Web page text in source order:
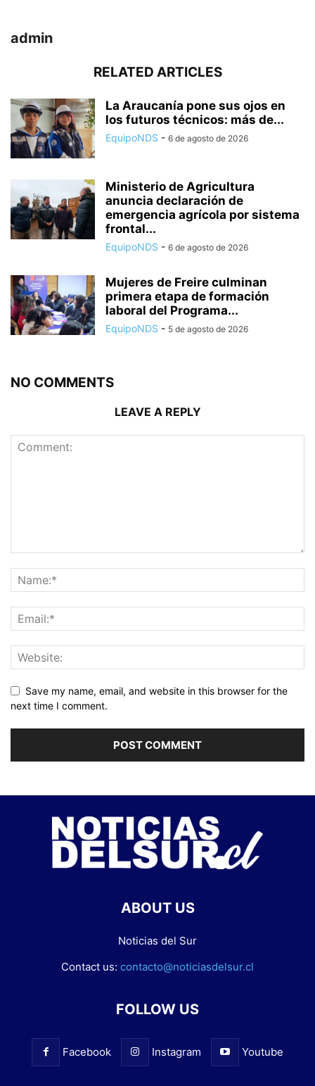
admin
RELATED ARTICLES
La Araucanía pone sus ojos en
los futuros técnicos: más de...
EquipoNDS - 6 de agosto de 2026
Ministerio de Agricultura
anuncia declaración de
emergencia agrícola por sistema
frontal...
EquipoNDS - 6 de agosto de 2026
Mujeres de Freire culminan
primera etapa de formación
laboral del Programa...
EquipoNDS - 5 de agosto de 2026
NO COMMENTS
LEAVE A REPLY
Save my name, email, and website in this browser for the
next time I comment.
ABOUT US
Noticias del Sur
Contact us: contacto@noticiasdelsur.cl
FOLLOW US
Facebook Instagram Youtube